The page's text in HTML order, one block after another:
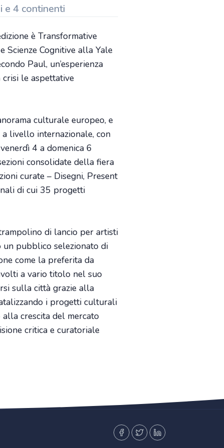
e 4 continenti
è Transformative
Scienze Cognitive alla Yale
Paul, un’esperienza
crisi le aspettative
culturale europeo, e
livello internazionale, con
4 a domenica 6
consolidate della fiera
curate – Disegni, Present
di cui 35 progetti
di lancio per artisti
un pubblico selezionato di
come la preferita da
a vario titolo nel suo
sulla città grazie alla
i progetti culturali
crescita del mercato
critica e curatoriale